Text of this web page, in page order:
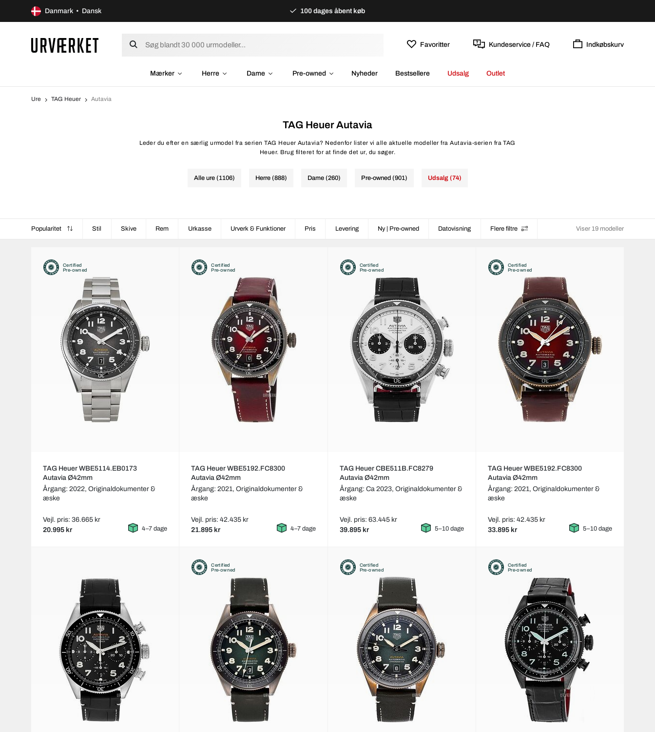
Danmark • Dansk 100 dages åbent køb
Favoritter Kundeservice / FAQ Indkøbskurv
Mærker Herre Dame Pre-owned Nyheder Bestsellere Udsalg Outlet
Ure TAG Heuer Autavia
TAG Heuer Autavia
Leder du efter en særlig urmodel fra serien TAG Heuer Autavia? Nedenfor lister vi alle aktuelle modeller fra Autavia-serien fra TAG
Heuer. Brug filteret for at finde det ur, du søger.
Alle ure (1106) Herre (888) Dame (260) Pre-owned (901) Udsalg (74)
Popularitet Stil Skive Rem Urkasse Urverk & Funktioner Pris Levering Ny | Pre-owned Datovisning Flere filtre Viser 19 modeller
Certified
Pre-owned
TAG Heuer WBE5114.EB0173
Autavia Ø42mm
Årgang: 2022, Originaldokumenter &
æske
Vejl. pris: 36.665 kr
20.995 kr 4–7 dage
Certified
Pre-owned
TAG Heuer WBE5192.FC8300
Autavia Ø42mm
Årgang: 2021,Originaldokumenter &
æske
Vejl. pris: 42.435 kr
21.895 kr 4–7 dage
Certified
Pre-owned
TAG Heuer CBE511B.FC8279
Autavia Ø42mm
Årgang: Ca 2023, Originaldokumenter &
æske
Vejl. pris: 63.445 kr
39.895 kr 5–10 dage
Certified
Pre-owned
TAG Heuer WBE5192.FC8300
Autavia Ø42mm
Årgang: 2021, Originaldokumenter &
æske
Vejl. pris: 42.435 kr
33.895 kr 5–10 dage
Certified
Pre-owned
Certified
Pre-owned
Certified
Pre-owned